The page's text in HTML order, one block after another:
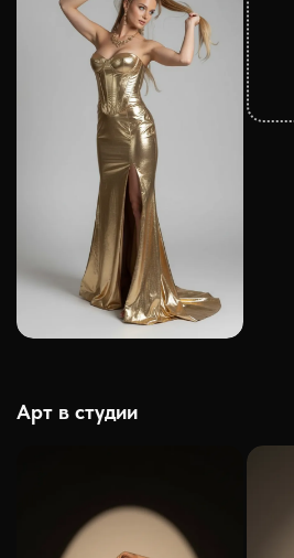
Арт в студии